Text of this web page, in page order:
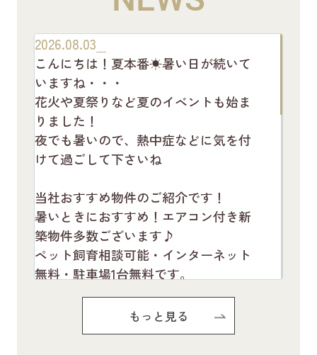
2026.08.03
こんにちは！夏本番☀暑い日が続いて
いますね・・・
花火や夏祭りなど夏のイベントも始ま
りました！
夜でも暑いので、熱中症などに気を付
けて過ごして下さいね
当社おすすめ物件のご紹介です！
暑いときにおすすめ！エアコン付き新
築物件多数ございます♪
ペット飼育相談可能・インターネット
無料・駐車場1台無料です。
お気軽にお問い合わせください(^^♪
Pure Ryuju Ⅱ101
もっと見る